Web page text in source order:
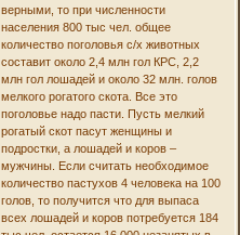
верными, то при численности
населения 800 тыс чел. общее
количество поголовья с/х животных
составит около 2,4 млн гол КРС, 2,2
млн гол лошадей и около 32 млн. голов
мелкого рогатого скота. Все это
поголовье надо пасти. Пусть мелкий
рогатый скот пасут женщины и
подростки, а лошадей и коров –
мужчины. Если считать необходимое
количество пастухов 4 человека на 100
голов, то получится что для выпаса
всех лошадей и коров потребуется 184